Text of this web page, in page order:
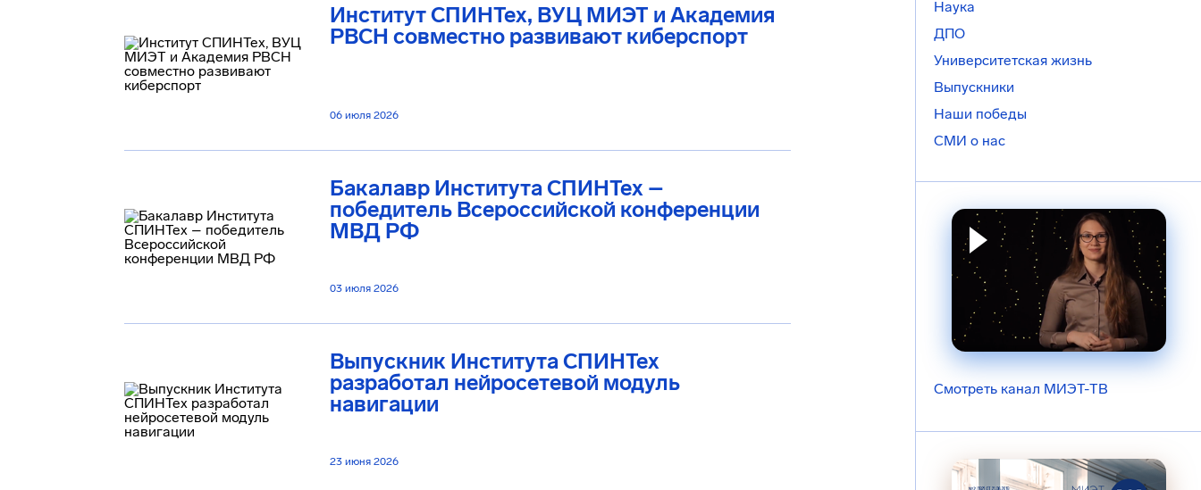
Институт СПИНТех, ВУЦ МИЭТ и Академия
РВСН совместно развивают киберспорт
06 июля 2026
Бакалавр Института СПИНТех –
победитель Всероссийской конференции
МВД РФ
03 июля 2026
Выпускник Института СПИНТех
разработал нейросетевой модуль
навигации
23 июня 2026
Наука
ДПО
Университетская жизнь
Выпускники
Наши победы
СМИ о нас
Смотреть канал МИЭТ-ТВ